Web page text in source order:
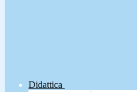
Didattica